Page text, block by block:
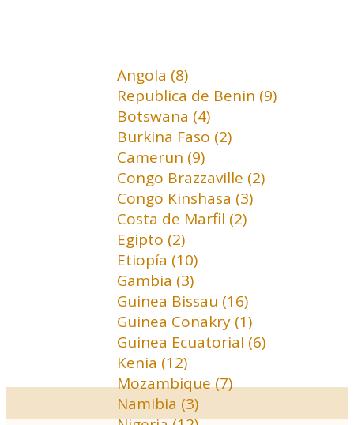
Angola (8)
Republica de Benin (9)
Botswana (4)
Burkina Faso (2)
Camerun (9)
Congo Brazzaville (2)
Congo Kinshasa (3)
Costa de Marfil (2)
Egipto (2)
Etiopía (10)
Gambia (3)
Guinea Bissau (16)
Guinea Conakry (1)
Guinea Ecuatorial (6)
Kenia (12)
Mozambique (7)
Namibia (3)